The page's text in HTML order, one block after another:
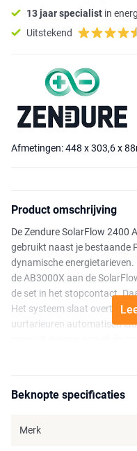
13 jaar specialist in
Uitstekend
Afmetingen: 448 x 303,6 x
Product omschrijving
De Zendure SolarFlow 2400
gebruikt naast je bestaande
dynamische
de AB3000X aan de
de set in het stopcontact.
Het systeem slaat
uurtarieuren automatisch
leveren. In Smart CT- of
Beknopte specificaties
Merk